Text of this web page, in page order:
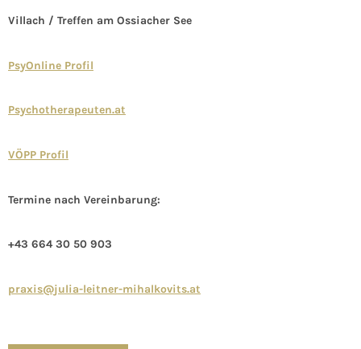
Villach / Treffen am Ossiacher See
PsyOnline Profil
Psychotherapeuten.at
VÖPP Profil
Termine nach Vereinbarung:
+43 664 30 50 903
praxis@julia-leitner-mihalkovits.at